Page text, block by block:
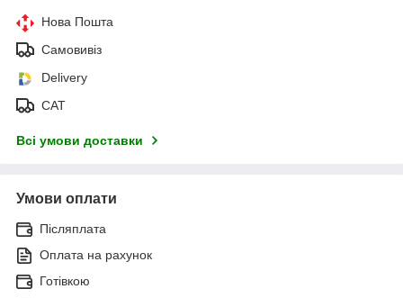
Нова Пошта
Самовивіз
Delivery
САТ
Всі умови доставки
Умови оплати
Післяплата
Оплата на рахунок
Готівкою